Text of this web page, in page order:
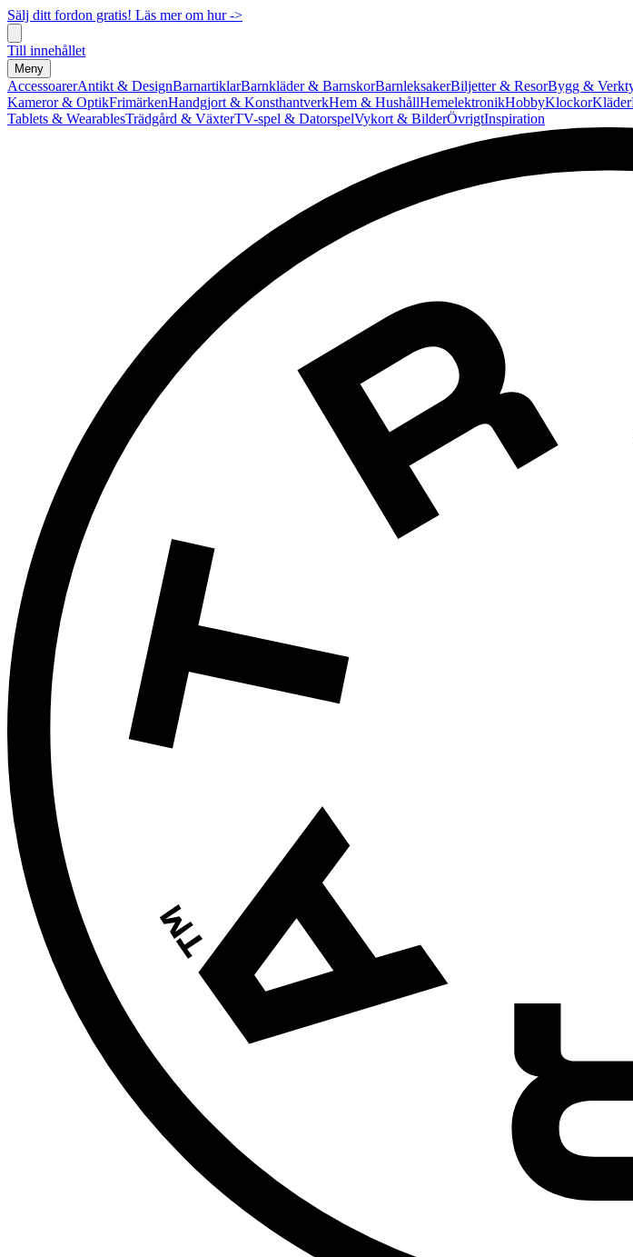
Sälj ditt fordon gratis! Läs mer om hur ->
Till innehållet
Meny
AccessoarerAntikt & DesignBarnartiklarBarnkläder & BarnskorBarnleksakerBiljetter & ResorBygg &
Kameror & OptikFrimärkenHandgjort & KonsthantverkHem & HushållHemelektronikHobbyKlockorKläder
Tablets & WearablesTrädgård & VäxterTV-spel & DatorspelVykort & BilderÖvrigtInspiration